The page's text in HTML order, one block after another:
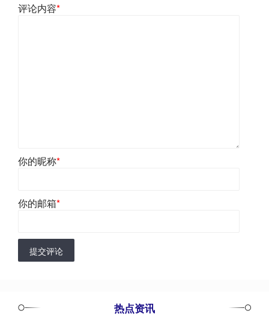
评论内容*
你的昵称*
你的邮箱*
提交评论
热点资讯